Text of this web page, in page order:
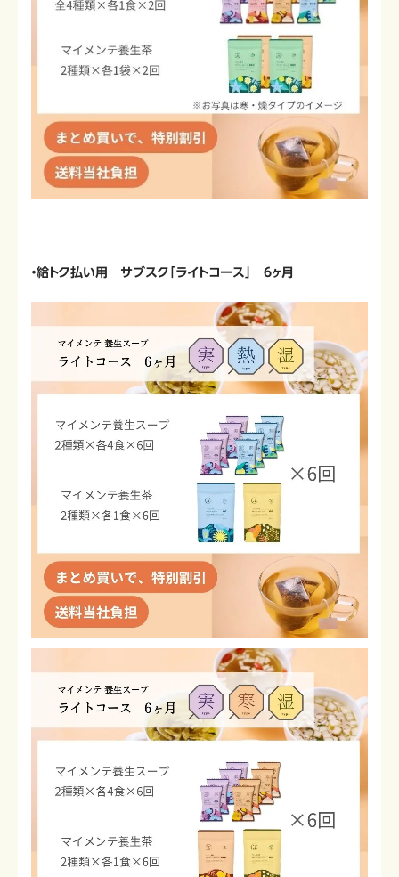
・給トク払い用 サブスク「ライトコース」 6ヶ月